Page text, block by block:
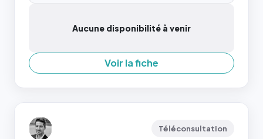
Aucune disponibilité à venir
Voir la fiche
Téléconsultation